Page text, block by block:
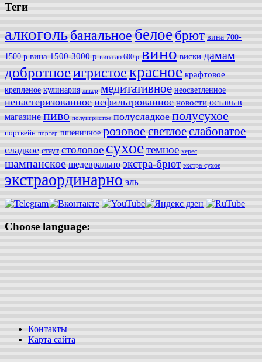
Теги
алкогольбанальное белое брют вина 700-
1500 р вина 1500-3000 р вина до 600 р вино виски дамам
добротноеигристоекрасное крафтовое
крепленое кулинария ликер медитативное неосветленное
непастеризованное нефильтрованное новости оставь в
магазине пиво полуигристое полусладкое полусухое
портвейн портер пшеничное розовое светлоеслабоватое
сладкое стаут столовое сухоетемное херес
шампанское шедеврально экстра-брют экстра-сухое
экстраординарно эль
Choose language:
Контакты
Карта сайта